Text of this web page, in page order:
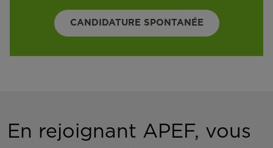
CANDIDATURE SPONTANÉE
En rejoignant APEF, vous